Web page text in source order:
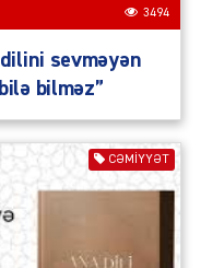
3494
sevməyən
bilməz”
CƏMIYYƏT